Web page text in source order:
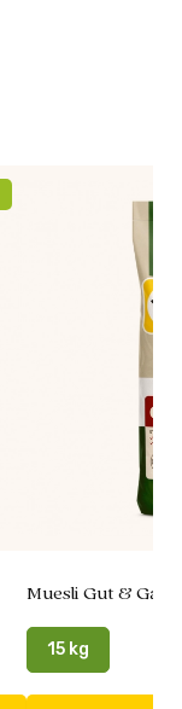
Muesli Gut &
15 kg